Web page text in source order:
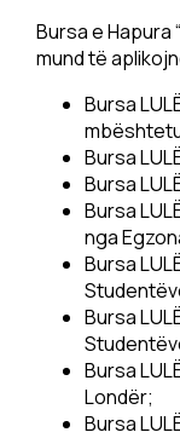
Bursa e Hapura
mund të
Bursa
Bursa
Bursa
Bursa
nga
Bursa
Bursa
Bursa
Londër;
Bursa